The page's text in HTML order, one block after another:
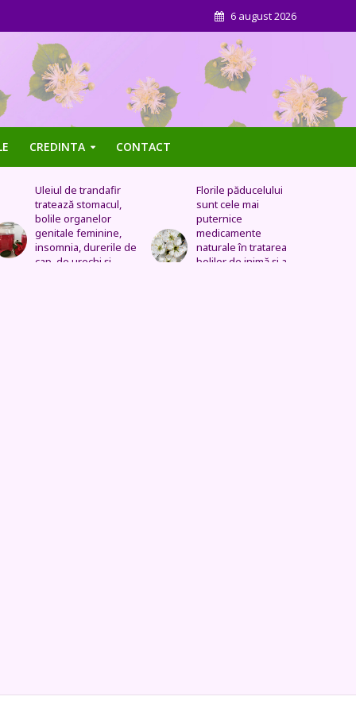
6 august 2026
CREDINTA CONTACT
Florile păducelului
sunt cele mai
puternice
medicamente
naturale în tratarea
bolilor de inimă şi a
Panseluța sălbatică –
Este eficientă pentru
cistită, ameliorează
constipația, are grijă
de sănătatea urinară,
tratează problemele